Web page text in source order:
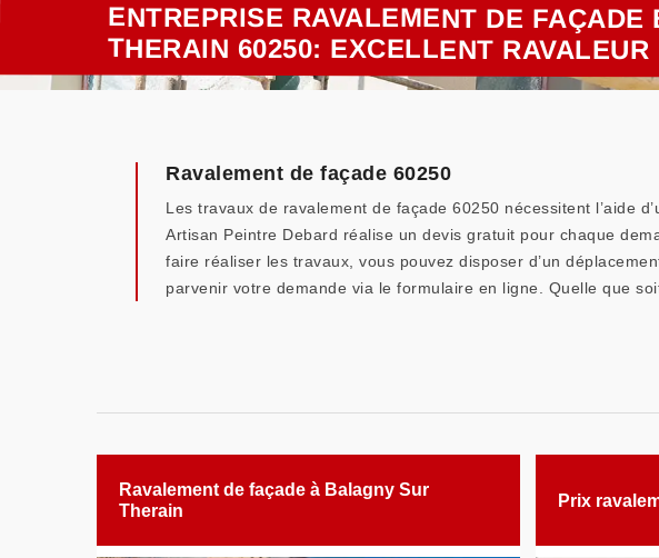
ENTREPRISE RAVALEMENT DE FAÇADE
THERAIN 60250: EXCELLENT RAVALEUR
Ravalement de façade 60250
Les travaux de ravalement de façade 60250 nécessitent l’aide
Artisan Peintre Debard réalise un devis gratuit pour chaque
faire réaliser les travaux, vous pouvez disposer d’un
parvenir votre demande via le formulaire en ligne. Quelle que
Ravalement de façade à Balagny Sur
Therain
Prix